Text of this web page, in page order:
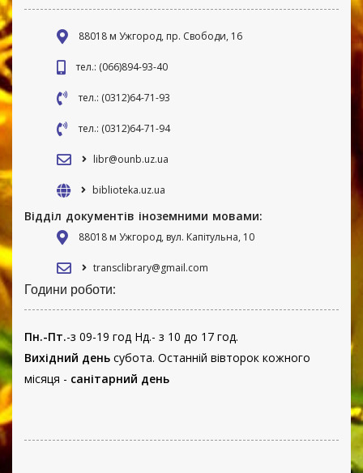
88018 м Ужгород, пр. Свободи, 16
тел.: (066)894-93-40
тел.: (0312)64-71-93
тел.: (0312)64-71-94
libr@ounb.uz.ua
biblioteka.uz.ua
Відділ документів іноземними мовами:
88018 м Ужгород, вул. Капітульна, 10
transclibrary@gmail.com
Години роботи:
Пн.-Пт.-з 09-19 год Нд.- з 10 до 17 год.
Вихідний день субота. Останній вівторок кожного
місяця - санітарний день